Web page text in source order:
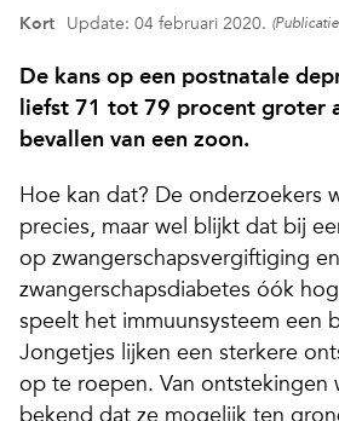
Kort Update: 04 februari 2020.
De kans op een postnatale
liefst 71 tot 79 procent groter
bevallen van een zoon.
Hoe kan dat? De onderzoekers
precies, maar wel blijkt dat bij
op zwangerschapsvergiftiging en
zwangerschapsdiabetes óók
speelt het immuunsysteem een
Jongetjes lijken een sterkere
op te roepen. Van ontstekingen
bekend dat ze mogelijk ten